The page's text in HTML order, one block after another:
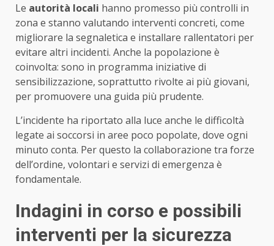
Le autorità locali hanno promesso più controlli in
zona e stanno valutando interventi concreti, come
migliorare la segnaletica e installare rallentatori per
evitare altri incidenti. Anche la popolazione è
coinvolta: sono in programma iniziative di
sensibilizzazione, soprattutto rivolte ai più giovani,
per promuovere una guida più prudente.
L’incidente ha riportato alla luce anche le difficoltà
legate ai soccorsi in aree poco popolate, dove ogni
minuto conta. Per questo la collaborazione tra forze
dell’ordine, volontari e servizi di emergenza è
fondamentale.
Indagini in corso e possibili
interventi per la sicurezza